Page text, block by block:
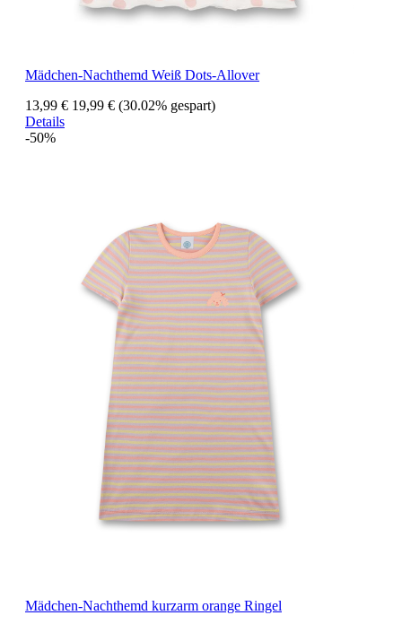
Mädchen-Nachthemd Weiß Dots-Allover
13,99 € 19,99 € (30.02% gespart)
Details
-50%
Mädchen-Nachthemd kurzarm orange Ringel